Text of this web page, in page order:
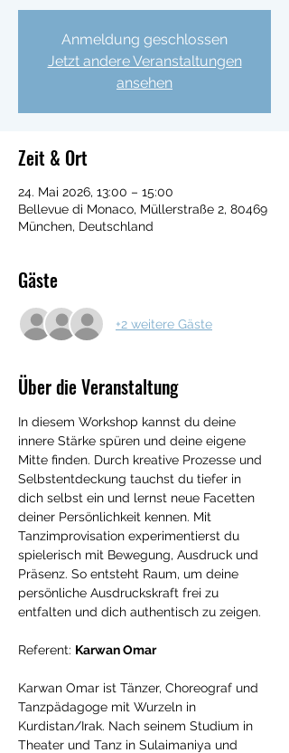
Anmeldung geschlossen
Jetzt andere Veranstaltungen
ansehen
Zeit & Ort
24. Mai 2026, 13:00 – 15:00
Bellevue di Monaco, Müllerstraße 2, 80469
München, Deutschland
Gäste
+2 weitere Gäste
Über die Veranstaltung
In diesem Workshop kannst du deine
innere Stärke spüren und deine eigene
Mitte finden. Durch kreative Prozesse und
Selbstentdeckung tauchst du tiefer in
dich selbst ein und lernst neue Facetten
deiner Persönlichkeit kennen. Mit
Tanzimprovisation experimentierst du
spielerisch mit Bewegung, Ausdruck und
Präsenz. So entsteht Raum, um deine
persönliche Ausdruckskraft frei zu
entfalten und dich authentisch zu zeigen.
Referent: Karwan Omar
Karwan Omar ist Tänzer, Choreograf und
Tanzpädagoge mit Wurzeln in
Kurdistan/Irak. Nach seinem Studium in
Theater und Tanz in Sulaimaniya und